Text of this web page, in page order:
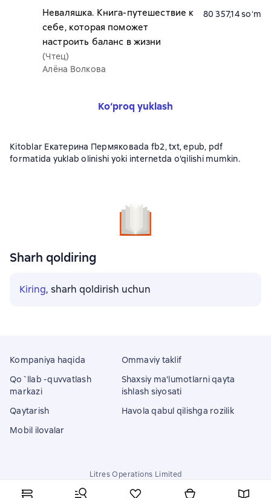
Неваляшка. Книга-путешествие к
себе, которая поможет
настроить баланс в жизни
(Чтец)
Алёна Волкова
80 357,14 soʻm
Ko‘proq yuklash
Kitoblar Екатерина Пермяковаda fb2, txt, epub, pdf
formatida yuklab olinishi yoki internetda o'qilishi mumkin.
Sharh qoldiring
Kiring, sharh qoldirish uchun
Kompaniya haqida
Qo`llab -quvvatlash
markazi
Qaytarish
Mobil ilovalar
Ommaviy taklif
Shaxsiy ma'lumotlarni qayta
ishlash siyosati
Havola qabul qilishga rozilik
Litres Operations Limited